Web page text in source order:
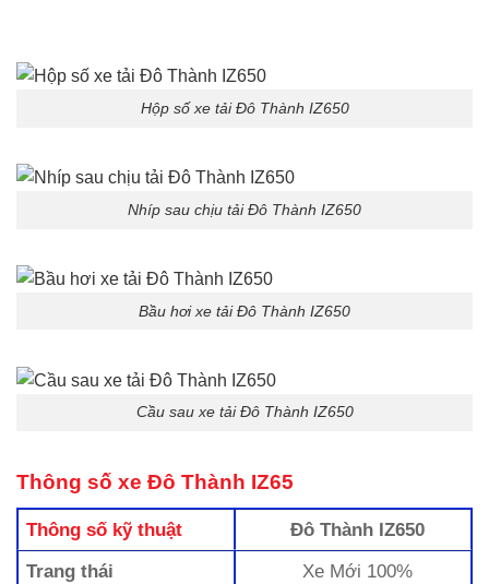
Hộp số xe tải Đô Thành IZ650
Nhíp sau chịu tải Đô Thành IZ650
Bầu hơi xe tải Đô Thành IZ650
Cầu sau xe tải Đô Thành IZ650
Thông số xe Đô Thành IZ65
Thông số kỹ thuật
Đô Thành IZ650
Trang thái
Xe Mới 100%